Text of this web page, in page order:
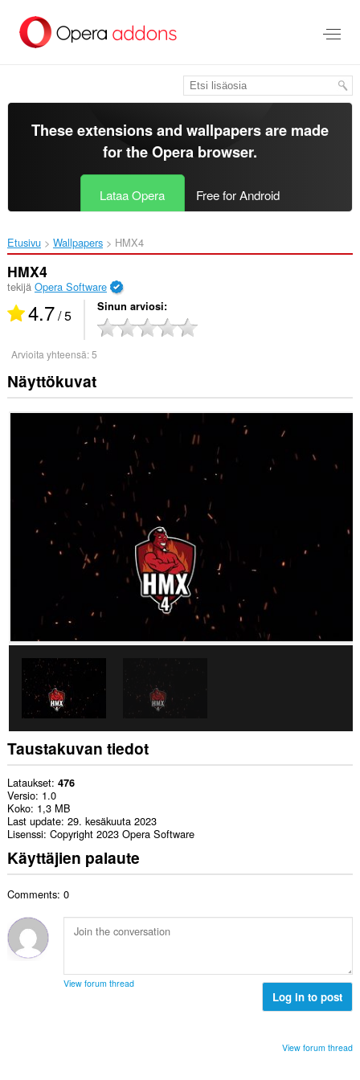
pääsisältöön
These extensions and wallpapers are made
for theOpera browser.
Lataa Opera Free for Android
Etusivu Wallpapers HMX4‎
HMX4
tekijä Opera Software
4.7/ 5 Sinun arviosi
Arvioita yhteensä:5
Näyttökuvat
Taustakuvan tiedot
Lataukset 476
Versio 1.0
Koko 1,3 MB
Last update 29. kesäkuuta 2023
Lisenssi Copyright 2023 Opera Software
Käyttäjien palaute
Comments: 0
View forum thread
Log in to post
View forum thread